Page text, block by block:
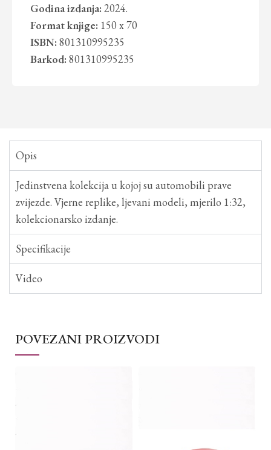
Godina izdanja: 2024.
Format knjige: 150 x 70
ISBN: 801310995235
Barkod: 801310995235
Opis
Jedinstvena kolekcija u kojoj su automobili prave
zvijezde. Vjerne replike, ljevani modeli, mjerilo 1:32,
kolekcionarsko izdanje.
Specifikacije
Video
POVEZANI PROIZVODI